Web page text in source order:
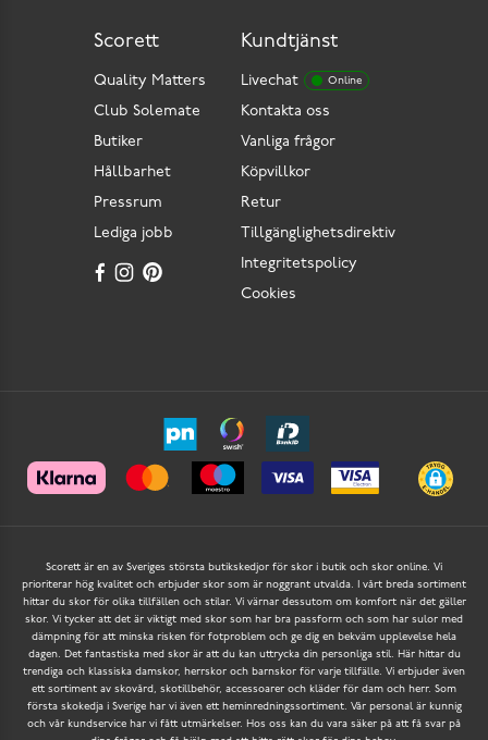
Kundtjänst
Livechat Online
Kontakta oss
Vanliga frågor
Köpvillkor
Retur
Tillgänglighetsdirektiv
Integritetspolicy
Cookies
Scorett
Quality Matters
Club Solemate
Butiker
Hållbarhet
Pressrum
Lediga jobb
Scorett är en av Sveriges största butikskedjor för skor i butik och skor online. Vi
prioriterar hög kvalitet och erbjuder skor som är noggrant utvalda. I vårt breda sortiment
hittar du skor för olika tillfällen och stilar. Vi värnar dessutom om komfort när det gäller
skor. Vi tycker att det är viktigt med skor som har bra passform och som har sulor med
dämpning för att minska risken för fotproblem och ge dig en bekväm upplevelse hela
dagen. Det fantastiska med skor är att du kan uttrycka din personliga stil. Här hittar du
trendiga och klassiska damskor, herrskor och barnskor för varje tillfälle. Vi erbjuder även
ett sortiment av skovård, skotillbehör, accessoarer och kläder för dam och herr. Som
första skokedja i Sverige har vi även ett heminredningssortiment. Vår personal är kunnig
och vår kundservice har vi fått utmärkelser. Hos oss kan du vara säker på att få svar på